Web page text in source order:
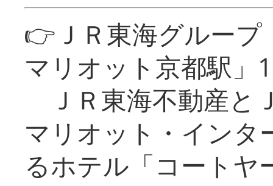
👉ＪＲ東海グルー
マリオット京都駅」
ＪＲ東海不動産と
マリオット・インタ
るホテル「コートヤ